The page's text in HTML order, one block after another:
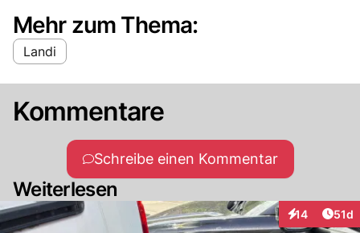
Mehr zum Thema:
Landi
Kommentare
Schreibe einen Kommentar
Weiterlesen
14
Interaktionen
51d